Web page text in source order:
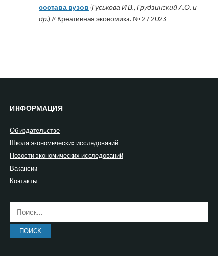
состава вузов (Гуськова И.В., Грудзинский А.О. и
др.) // Креативная экономика. № 2 / 2023
ИНФОРМАЦИЯ
Об издательстве
Школа экономических исследований
Новости экономических исследований
Вакансии
Контакты